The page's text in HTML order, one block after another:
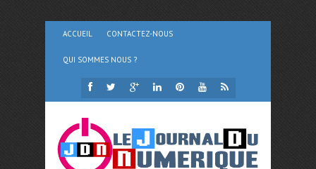
ACCUEIL CONTACTEZ-NOUS
QUI SOMMES NOUS ?